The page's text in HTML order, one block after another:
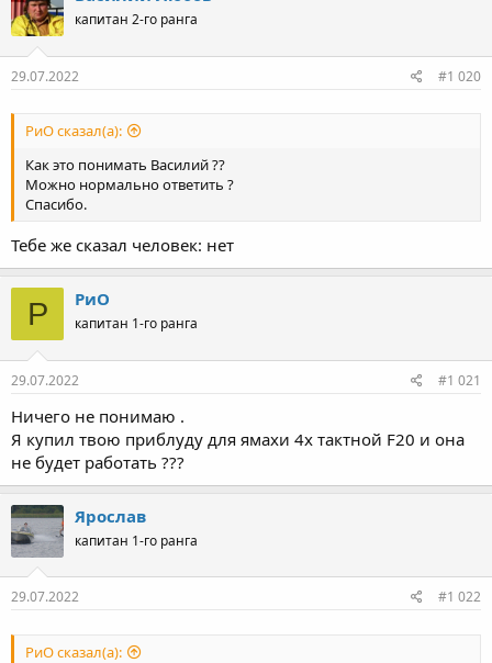
ц
и
и
:
капитан 2-го ранга
29.07.2022 #1 020
РиО сказал(а):
Как это понимать Василий ??
Можно нормально ответить ?
Спасибо.
Тебе же сказал человек: нет
Р РиО
капитан 1-го ранга
29.07.2022 #1 021
Ничего не понимаю .
Я купил твою приблуду для ямахи 4х тактной F20 и она
не будет работать ???
Ярослав
капитан 1-го ранга
29.07.2022 #1 022
РиО сказал(а):